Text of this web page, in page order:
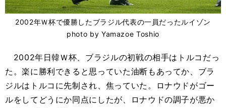
2002年Ｗ杯で優勝したブラジル代表の一員だったルイゾン
photo by Yamazoe Toshio
2002年日韓Ｗ杯、ブラジルの初戦の相手はトルコだっ
た。楽に勝利できると思っていた油断もあってか、ブラ
ジルはトルコに先制され、焦っていた。ロナウドがゴー
ルをしてどうにか同点にしたが、ロナウドの調子が悪か